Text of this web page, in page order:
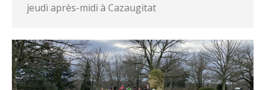
jeudi après-midi à Cazaugitat